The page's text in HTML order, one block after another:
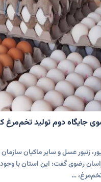
جایگاه دوم تولید تخم‌مرغ
زنبور عسل و سایر ماکیان
رضوی گفت: این استان با
تخم‌مرغ، …